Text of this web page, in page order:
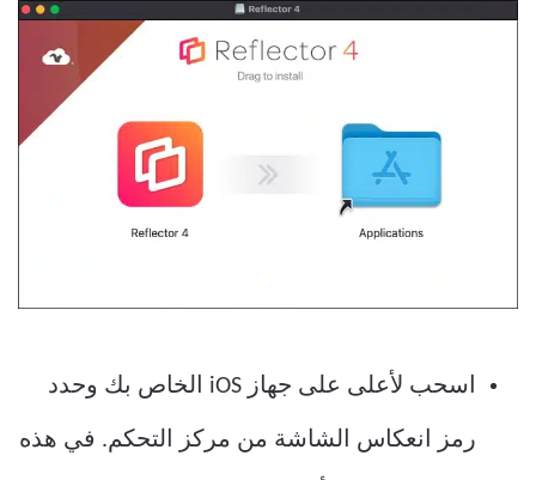
اسحب لأعلى على جهاز iOS الخاص بك وحدد
رمز انعكاس الشاشة من مركز التحكم. في هذه